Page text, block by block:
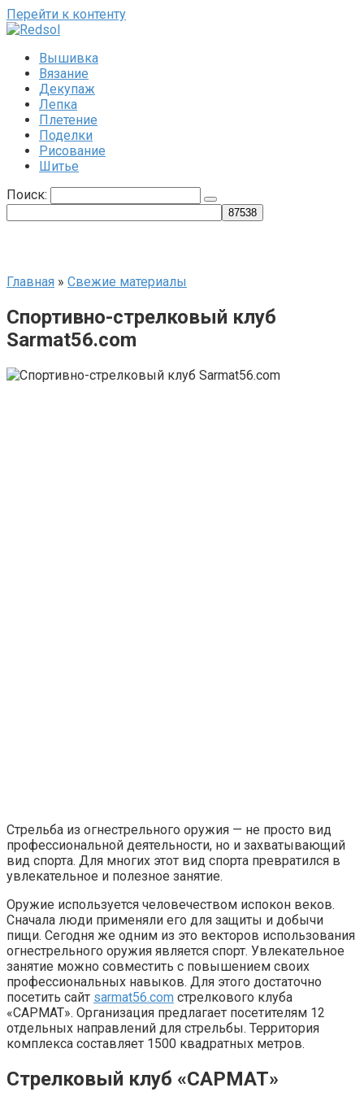
Перейти к контенту
Вышивка
Вязание
Декупаж
Лепка
Плетение
Поделки
Рисование
Шитье
Поиск:
Главная » Свежие материалы
Спортивно-стрелковый клуб
Sarmat56.com
Стрельба из огнестрельного оружия — не просто вид
профессиональной деятельности, но и захватывающий
вид спорта. Для многих этот вид спорта превратился в
увлекательное и полезное занятие.
Оружие используется человечеством испокон веков.
Сначала люди применяли его для защиты и добычи
пищи. Сегодня же одним из это векторов использования
огнестрельного оружия является спорт. Увлекательное
занятие можно совместить с повышением своих
профессиональных навыков. Для этого достаточно
посетить сайт sarmat56.com стрелкового клуба
«САРМАТ». Организация предлагает посетителям 12
отдельных направлений для стрельбы. Территория
комплекса составляет 1500 квадратных метров.
Стрелковый клуб «САРМАТ»